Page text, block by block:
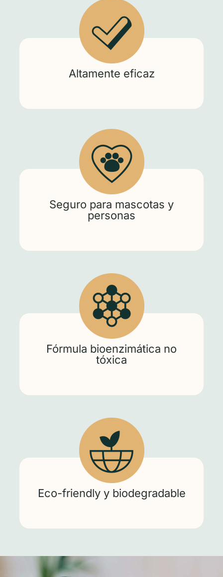
Altamente eficaz
Seguro para mascotas y
personas
Fórmula bioenzimática no
tóxica
Eco-friendly y biodegradable